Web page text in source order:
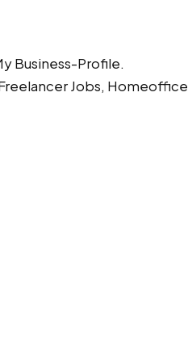
Business-Profile.
Jobs, Homeoffice